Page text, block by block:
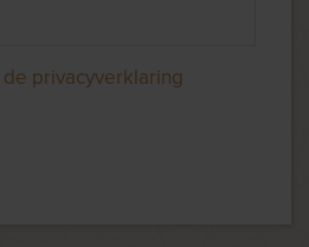
de privacyverklaring